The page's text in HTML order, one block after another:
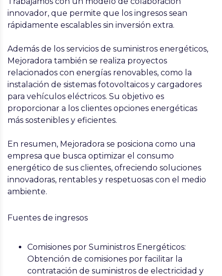
innovador, que permite que los ingresos sean
rápidamente escalables sin inversión extra.
Además de los servicios de suministros energéticos,
Mejoradora también se realiza proyectos
relacionados con energías renovables, como la
instalación de sistemas fotovoltaicos y cargadores
para vehículos eléctricos. Su objetivo es
proporcionar a los clientes opciones energéticas
más sostenibles y eficientes.
En resumen, Mejoradora se posiciona como una
empresa que busca optimizar el consumo
energético de sus clientes, ofreciendo soluciones
innovadoras, rentables y respetuosas con el medio
ambiente.
Fuentes de ingresos
Comisiones por Suministros Energéticos:
Obtención de comisiones por facilitar la
contratación de suministros de electricidad y